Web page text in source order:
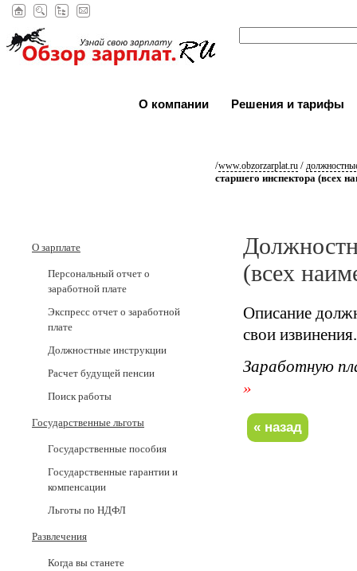
О компании Решения и тарифы
/www.obzorzarplat.ru /
старшего инспектора (всех
О зарплате
Персональный отчет о
заработной плате
Экспресс отчет о заработной
плате
Должностные инструкции
Расчет будущей пенсии
Поиск работы
Государственные льготы
Государственные пособия
Государственные гарантии и
компенсации
Льготы по НДФЛ
Развлечения
Когда вы станете
(всех
Описание
свои извинения.
Заработную
»